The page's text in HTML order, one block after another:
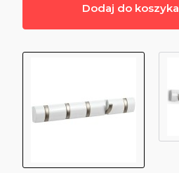
Dodaj do koszyka